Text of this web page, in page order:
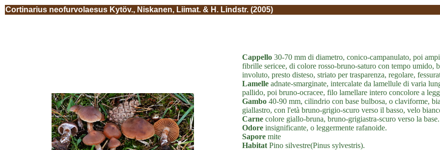
Cortinarius neofurvolaesus Kytöv., Niskanen, Liimat. & H. Lindstr. (2005)
Cappello 30-70 mm di diametro, conico-campanulato, poi
fibrille sericee, di colore rosso-bruno-saturo con tempo umido,
involuto, presto disteso, striato per trasparenza, regolare,
Lamelle adnate-smarginate, intercalate da lamellule di varia
pallido, poi bruno-ocracee, filo lamellare intero concolore a
Gambo 40-90 mm, cilindrio con base bulbosa, o claviforme,
giallastro, con l'età bruno-grigio-scuro verso il basso, velo
Carne colore giallo-bruna, bruno-grigiastra-scuro verso la base.
Odore insignificante, o leggermente rafanoide.
Sapore mite
Habitat Pino silvestre(Pinus sylvestris).